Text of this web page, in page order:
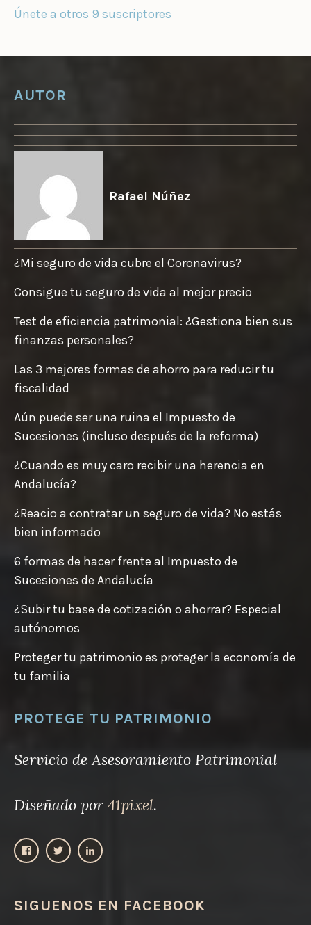
Ó
N
A
L
Únete a otros 9 suscriptores
AUTOR
Rafael Núñez
¿Mi seguro de vida cubre el Coronavirus?
Consigue tu seguro de vida al mejor precio
Test de eficiencia patrimonial: ¿Gestiona bien sus
finanzas personales?
Las 3 mejores formas de ahorro para reducir tu
fiscalidad
Aún puede ser una ruina el Impuesto de
Sucesiones (incluso después de la reforma)
¿Cuando es muy caro recibir una herencia en
Andalucía?
¿Reacio a contratar un seguro de vida? No estás
bien informado
6 formas de hacer frente al Impuesto de
Sucesiones de Andalucía
¿Subir tu base de cotización o ahorrar? Especial
autónomos
Proteger tu patrimonio es proteger la economía de
tu familia
PROTEGE TU PATRIMONIO
Servicio de Asesoramiento Patrimonial
Diseñado por 41pixel.
V
p
e
V
p
e
V
p
e
SIGUENOS EN FACEBOOK